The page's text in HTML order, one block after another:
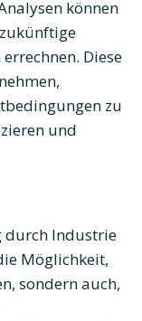
können
Diese
zu
und
durch Industrie
Möglichkeit,
sondern auch,